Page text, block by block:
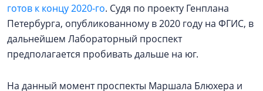
готов к концу 2020-го. Судя по проекту Генплана
Петербурга, опубликованному в 2020 году на ФГИС, в
дальнейшем Лабораторный проспект
предполагается пробивать дальше на юг.
На данный момент проспекты Маршала Блюхера и